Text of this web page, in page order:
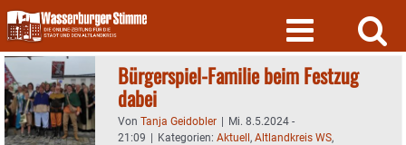
Skip
to
content
Bürgerspiel-Familie beim Festzug
dabei
Von Tanja Geidobler | Mi. 8.5.2024 -
21:09 | Kategorien: Aktuell, Altlandkreis WS,